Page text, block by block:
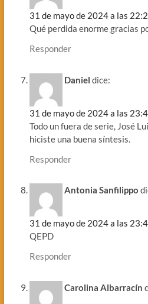
31 de mayo de 2024 a las
Qué perdida enorme gracias
Responder
Daniel dice:
31 de mayo de 2024 a las
Todo un fuera de serie, José
hiciste una buena síntesis.
Responder
Antonia Sanfilippo
31 de mayo de 2024 a las
QEPD
Responder
Carolina Albarracín